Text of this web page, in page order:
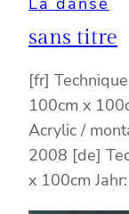
sans titre
[fr]
100cm x
Acrylic /
2008 [de]
x 100cm